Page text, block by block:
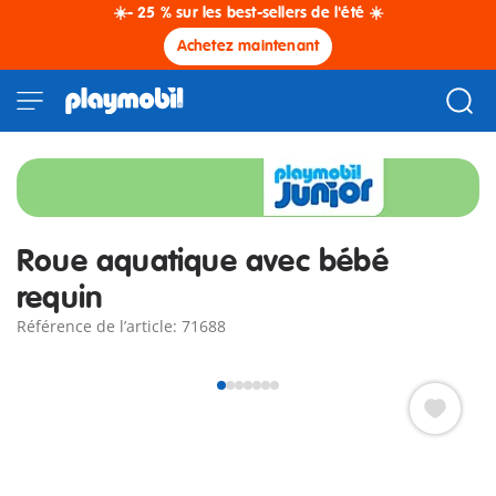
☀️- 25 % sur les best-sellers de l'été ☀️
Achetez maintenant
Roue aquatique avec bébé
requin
Référence de l’article: 71688